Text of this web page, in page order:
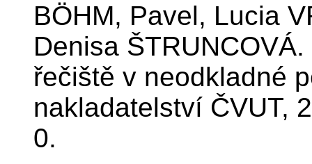
BÖHM, Pavel, Lucia
Denisa
řečiště v neodkladné
nakladatelství ČVUT,
0.